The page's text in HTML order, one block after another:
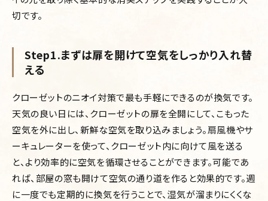
切です。
Step1.まずは扉を開けて空気をしっかり入れ替
える
クローゼットのニオイ対策で最も手軽にできるのが換気です。
天気の良い日には、クローゼットの扉を全開にして、こもった
空気を外に出し、新鮮な空気を取り込みましょう。扇風機やサ
ーキュレーターを使って、クローゼット内に向けて風を送る
と、より効率的に空気を循環させることができます。可能であ
れば、部屋の窓も開けて空気の通り道を作ると効果的です。週
に一度でも定期的に換気を行うことで、湿気が溜まりにくくな